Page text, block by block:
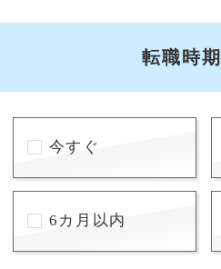
転職時期
今すぐ
6カ月以内